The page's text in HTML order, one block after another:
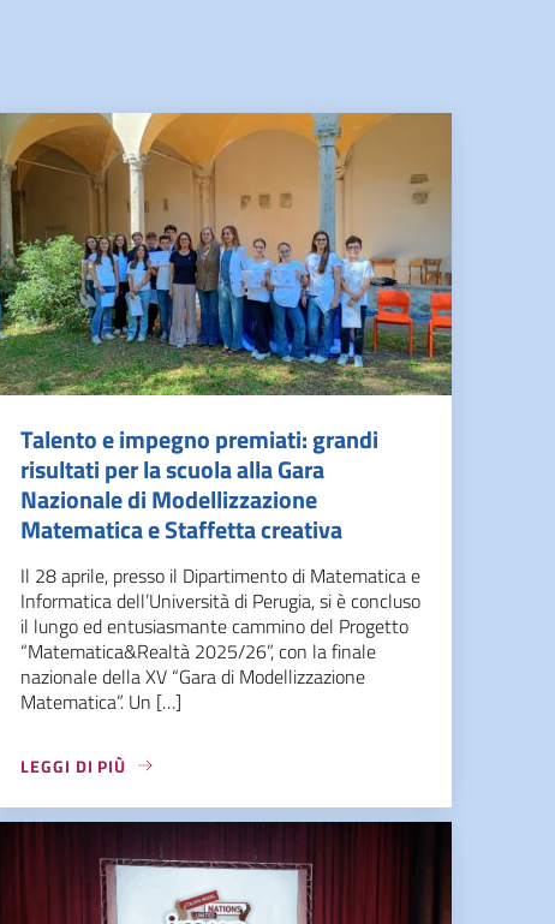
Talento e impegno premiati: grandi
risultati per la scuola alla Gara
Nazionale di Modellizzazione
Matematica e Staffetta creativa
Il 28 aprile, presso il Dipartimento di Matematica e
Informatica dell’Università di Perugia, si è concluso
il lungo ed entusiasmante cammino del Progetto
“Matematica&Realtà 2025/26”, con la finale
nazionale della XV “Gara di Modellizzazione
Matematica”. Un […]
LEGGI DI PIÙ